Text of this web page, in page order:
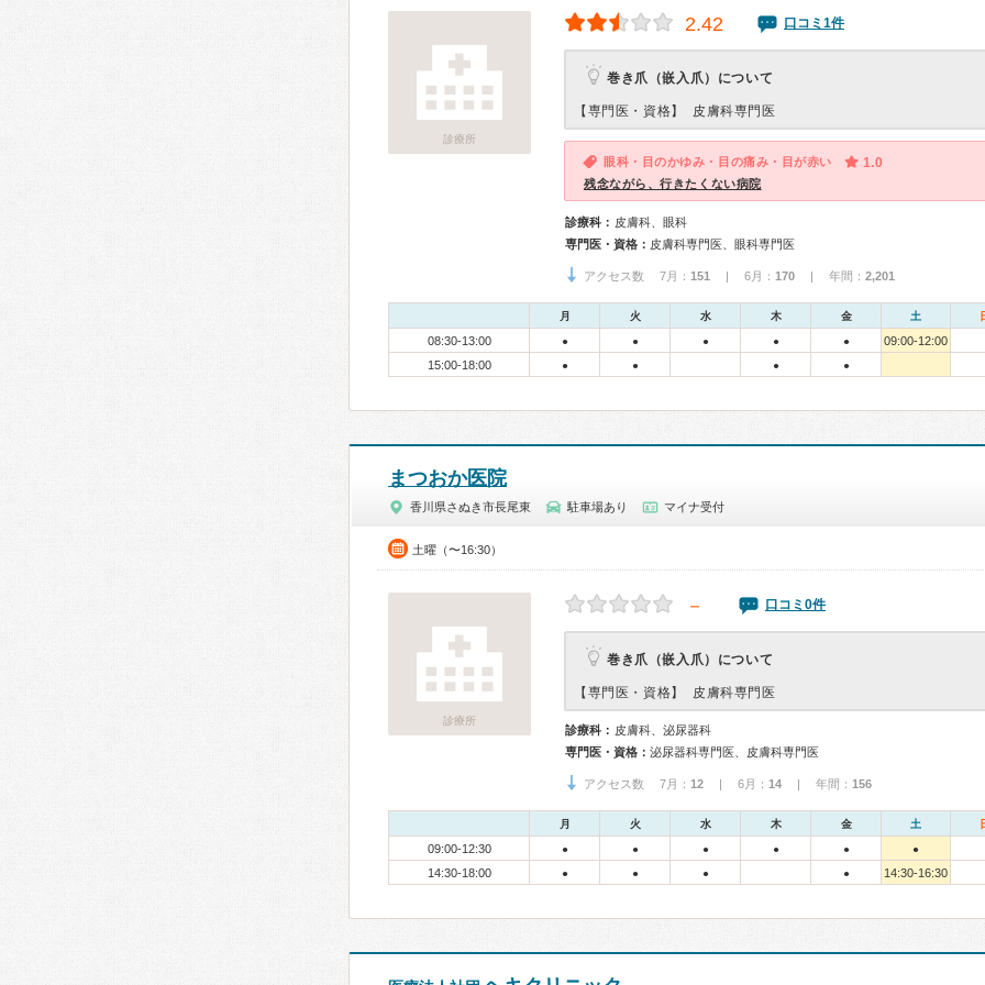
診療所
2.42 口コミ1件
巻き爪（嵌入爪）について
【専門医・資格】 皮膚科専門医
眼科・目のかゆみ・目の痛み・目が赤い 1.0
残念ながら、行きたくない病院
診療科： 皮膚科、眼科
専門医・資格： 皮膚科専門医、眼科専門医
アクセス数 7月： 151 | 6月： 170 | 年間： 2,201
月 火 水 木 金 土
08:30-13:00 ● ● ● ● ●
09:00-12:00
15:00-18:00
● ● ● ●
まつおか医院
香川県さぬき市長尾東 駐車場あり マイナ受付
土曜（〜16:30）
診療所
－ 口コミ0件
巻き爪（嵌入爪）について
【専門医・資格】 皮膚科専門医
診療科： 皮膚科、泌尿器科
専門医・資格： 泌尿器科専門医、皮膚科専門医
アクセス数 7月： 12 | 6月： 14 | 年間： 156
月 火 水 木 金 土
09:00-12:30 ● ● ● ● ● ●
14:30-18:00 ● ● ● ● 14:30-16:30